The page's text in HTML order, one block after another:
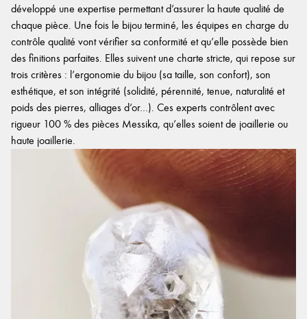
développé une expertise permettant d’assurer la haute qualité de
chaque pièce. Une fois le bijou terminé, les équipes en charge du
contrôle qualité vont vérifier sa conformité et qu’elle possède bien
des finitions parfaites. Elles suivent une charte stricte, qui repose sur
trois critères : l’ergonomie du bijou (sa taille, son confort), son
esthétique, et son intégrité (solidité, pérennité, tenue, naturalité et
poids des pierres, alliages d’or…). Ces experts contrôlent avec
rigueur 100 % des pièces Messika, qu’elles soient de joaillerie ou
haute joaillerie.